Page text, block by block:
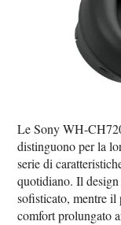
Le Sony WH-
distinguono per la
serie di
quotidiano. Il design
sofisticato, mentre il
comfort prolungato